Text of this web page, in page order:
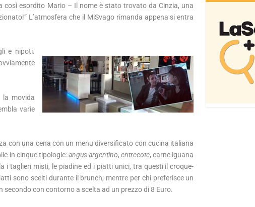
così esordito Mario – Il nome è stato trovato da Cinzia, una
L’atmosfera che il MiSvago rimanda appena si entra
e nipoti.
la movida
varie
con una cena con un menu diversificato con cucina italiana
in cinque tipologie:angus argentino,entrecote, carne iguana
i taglieri misti, le piadine ed i piatti unici, tra questi il croque-
sono scelti durante il brunch, mentre per chi preferisce un
con contorno a scelta ad un prezzo di 8 Euro.